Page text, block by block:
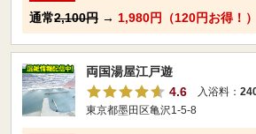
通常2,100円 → 1,980円（120円お得！）
両国湯屋江戸遊
4.6
入浴料：
東京都墨田区亀沢1-5-8